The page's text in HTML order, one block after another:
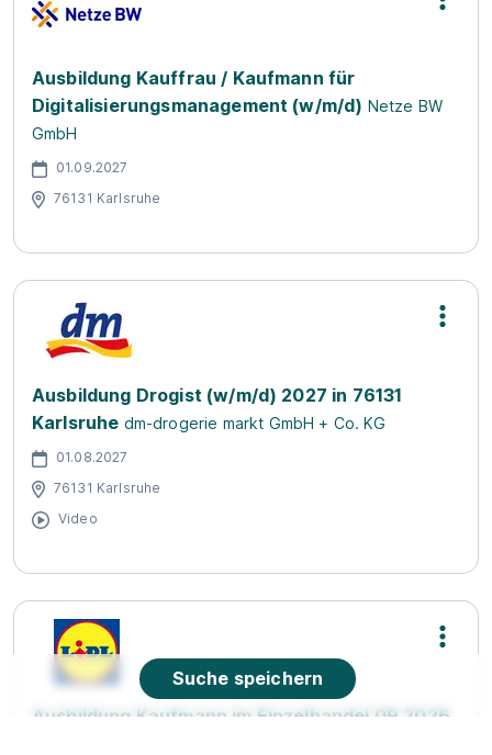
Ausbildung Kauffrau / Kaufmann für
Digitalisierungsmanagement (w/m/d) Netze BW
GmbH
01.09.2027
76131 Karlsruhe
Ausbildung Drogist (w/m/d) 2027 in 76131
Karlsruhe dm-drogerie markt GmbH + Co. KG
01.08.2027
76131 Karlsruhe
Video
Ausbildung Kaufmann im Einzelhandel 09.2026
Suche speichern